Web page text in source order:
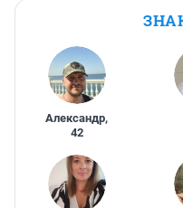
Александр,
42